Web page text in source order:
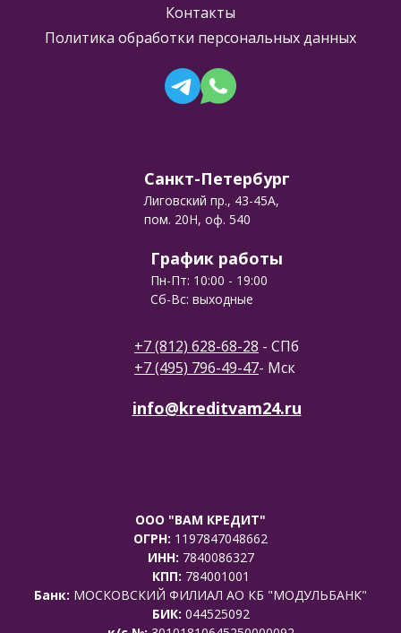
Контакты
Политика обработки персональных данных
Санкт-Петербург
Лиговский пр., 43-45А,
пом. 20Н, оф. 540
График работы
Пн-Пт: 10:00 - 19:00
Сб-Вс: выходные
+7 (812) 628-68-28 - СПб
+7 (495) 796-49-47- Мск
info@kreditvam24.ru
ООО "ВАМ КРЕДИТ"
ОГРН: 1197847048662
ИНН: 7840086327
КПП: 784001001
Банк: МОСКОВСКИЙ ФИЛИАЛ АО КБ "МОДУЛЬБАНК"
БИК: 044525092